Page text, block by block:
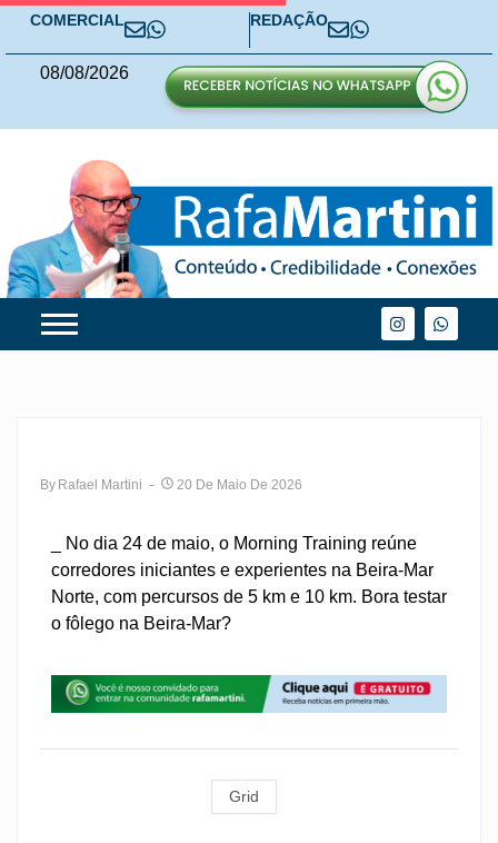
COMERCIAL REDAÇÃO
08/08/2026
By Rafael Martini 20 De Maio De 2026
_ No dia 24 de maio, o Morning Training reúne
corredores iniciantes e experientes na Beira-Mar
Norte, com percursos de 5 km e 10 km. Bora testar
o fôlego na Beira-Mar?
Grid